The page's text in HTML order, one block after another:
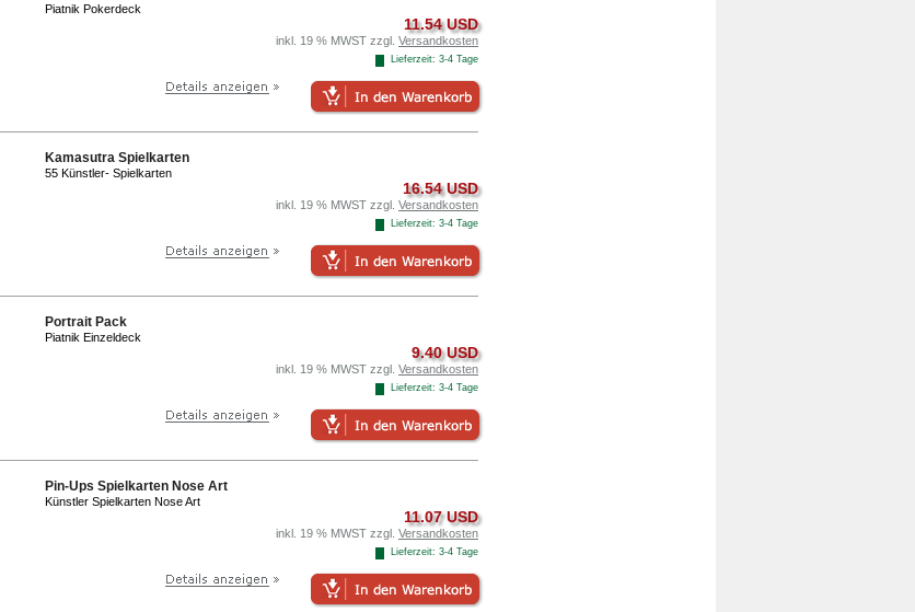
Piatnik Pokerdeck
11.54 USD
inkl. 19 % MWST zzgl. Versandkosten
Lieferzeit: 3-4 Tage
Kamasutra Spielkarten
55 Künstler- Spielkarten
16.54 USD
inkl. 19 % MWST zzgl. Versandkosten
Lieferzeit: 3-4 Tage
Portrait Pack
Piatnik Einzeldeck
9.40 USD
inkl. 19 % MWST zzgl. Versandkosten
Lieferzeit: 3-4 Tage
Pin-Ups Spielkarten Nose Art
Künstler Spielkarten Nose Art
11.07 USD
inkl. 19 % MWST zzgl. Versandkosten
Lieferzeit: 3-4 Tage